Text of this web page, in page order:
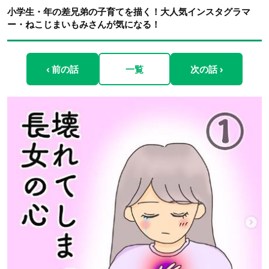
小学生・年の差兄弟の子育てを描く！大人気インスタグラマ
ー・ねこじまいもみさんが気になる！
‹ 前の話 一覧 次の話 ›